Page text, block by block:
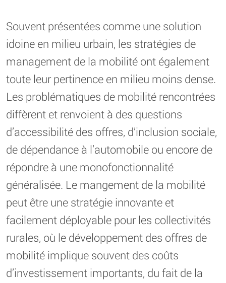
Souvent présentées comme une solution
idoine en milieu urbain, les stratégies de
management de la mobilité ont également
toute leur pertinence en milieu moins dense.
Les problématiques de mobilité rencontrées
diffèrent et renvoient à des questions
d’accessibilité des offres, d’inclusion sociale,
de dépendance à l’automobile ou encore de
répondre à une monofonctionnalité
généralisée. Le mangement de la mobilité
peut être une stratégie innovante et
facilement déployable pour les collectivités
rurales, où le développement des offres de
mobilité implique souvent des coûts
d’investissement importants, du fait de la